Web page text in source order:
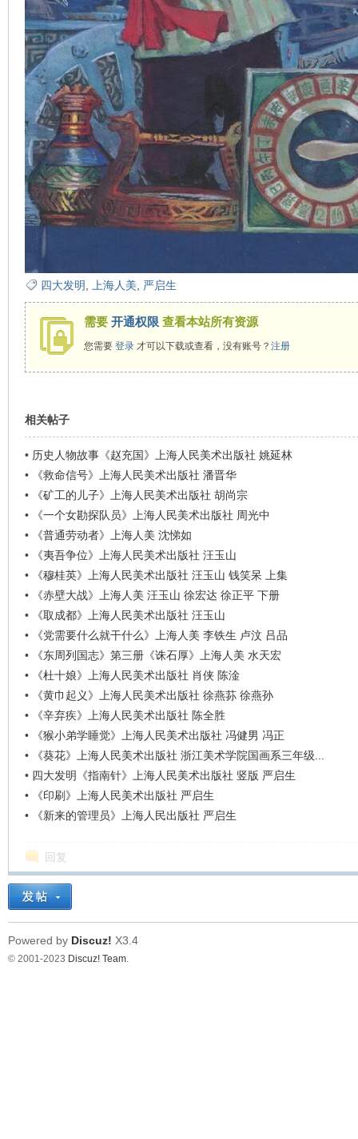
四大发明 上海人美 严启生
需要 开通权限 查看本站所有资源
您需要 登录才可以下载或查看，没有账号？ 注册
相关帖子
• 历史人物故事《赵充国》上海人民美术出版社 姚延林
•
《救命信号》上海人民美术出版社 潘晋华
•
《矿工的儿子》上海人民美术出版社 胡尚宗
•
《一个女勘探队员》上海人民美术出版社 周光中
•
《普通劳动者》上海人美 沈悌如
•
《夷吾争位》上海人民美术出版社 汪玉山
•
《穆桂英》上海人民美术出版社 汪玉山 钱笑呆 上集
•
《赤壁大战》上海人美 汪玉山 徐宏达 徐正平 下册
•
《取成都》上海人民美术出版社 汪玉山
•
《党需要什么就干什么》上海人美 李铁生 卢汶 吕品
•
《东周列国志》第三册《诛石厚》上海人美 水天宏
•
《杜十娘》上海人民美术出版社 肖侠 陈淦
•
《黄巾起义》上海人民美术出版社 徐燕荪 徐燕孙
•
《辛弃疾》上海人民美术出版社 陈全胜
•
《猴小弟学睡觉》上海人民美术出版社 冯健男 冯正
•
《葵花》上海人民美术出版社 浙江美术学院国画系三年级...
• 四大发明《指南针》上海人民美术出版社 竖版 严启生
•
《印刷》上海人民美术出版社 严启生
•
《新来的管理员》上海人民出版社 严启生
回复
Powered by Discuz! X3.4
© 2001-2023 Discuz! Team.